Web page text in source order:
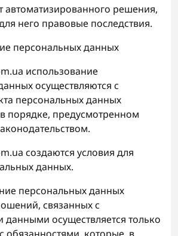
автоматизированного решения,
него правовые последствия.
персональных данных
использование
осуществляются с
персональных данных
порядке, предусмотренном
создаются условия для
данных.
персональных данных
связанных с
осуществляется только